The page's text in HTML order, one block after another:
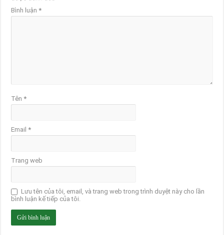
Bình luận*
Tên*
Email*
Trang web
Lưu tên của tôi, email, và trang web trong trình duyệt này cho lần
bình luận kế tiếp của tôi.